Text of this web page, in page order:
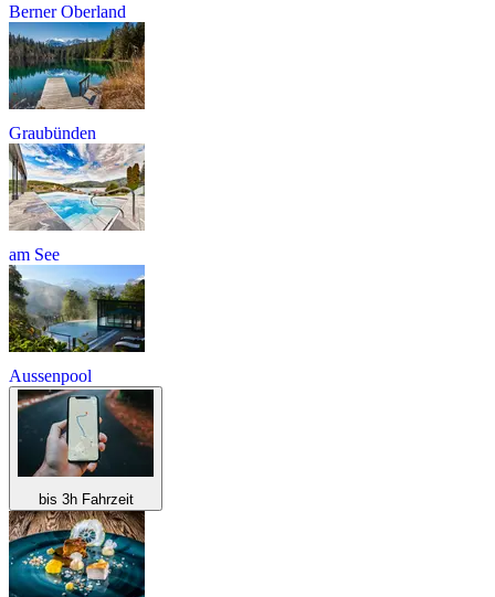
Berner Oberland
Graubünden
am See
Aussenpool
bis 3h Fahrzeit